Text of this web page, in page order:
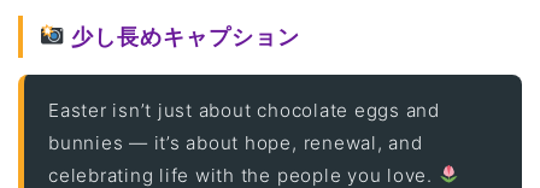
少し長めキャプション
Easter isn’t just about chocolate eggs and
bunnies — it’s about hope, renewal, and
celebrating life with the people you love.